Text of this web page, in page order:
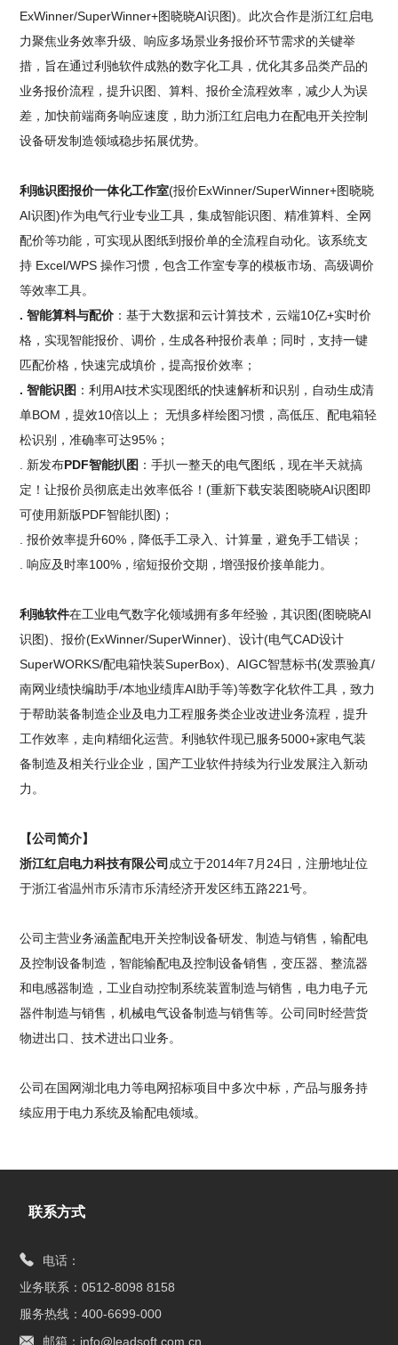
ExWinner/SuperWinner+图晓晓AI识图)。此次合作是浙江红启电
力聚焦业务效率升级、响应多场景业务报价环节需求的关键举
措，旨在通过利驰软件成熟的数字化工具，优化其多品类产品的
业务报价流程，提升识图、算料、报价全流程效率，减少人为误
差，加快前端商务响应速度，助力浙江红启电力在配电开关控制
设备研发制造领域稳步拓展优势。
利驰识图报价一体化工作室(报价ExWinner/SuperWinner+图晓晓
AI识图)作为电气行业专业工具，集成智能识图、精准算料、全网
配价等功能，可实现从图纸到报价单的全流程自动化。该系统支
持 Excel/WPS 操作习惯，包含工作室专享的模板市场、高级调价
等效率工具。
. 智能算料与配价 ：基于大数据和云计算技术，云端10亿+实时价
格，实现智能报价、调价，生成各种报价表单；同时，支持一键
匹配价格，快速完成填价，提高报价效率；
. 智能识图 ：利用AI技术实现图纸的快速解析和识别，自动生成清
单BOM，提效10倍以上； 无惧多样绘图习惯，高低压、配电箱轻
松识别，准确率可达95%；
. 新发布PDF智能扒图 ：手扒一整天的电气图纸，现在半天就搞
定！让报价员彻底走出效率低谷！(重新下载安装图晓晓AI识图即
可使用新版PDF智能扒图)；
. 报价效率提升60%，降低手工录入、计算量，避免手工错误；
. 响应及时率100%，缩短报价交期，增强报价接单能力。
利驰软件在工业电气数字化领域拥有多年经验，其识图(图晓晓AI
识图)、报价(ExWinner/SuperWinner)、设计(电气CAD设计
SuperWORKS/配电箱快装SuperBox)、AIGC智慧标书(发票验真/
南网业绩快编助手/本地业绩库AI助手等)等数字化软件工具，致力
于帮助装备制造企业及电力工程服务类企业改进业务流程，提升
工作效率，走向精细化运营。利驰软件现已服务5000+家电气装
备制造及相关行业企业，国产工业软件持续为行业发展注入新动
力。
【公司简介】
浙江红启电力科技有限公司 成立于2014年7月24日，注册地址位
于浙江省温州市乐清市乐清经济开发区纬五路221号。
公司主营业务涵盖配电开关控制设备研发、制造与销售，输配电
及控制设备制造，智能输配电及控制设备销售，变压器、整流器
和电感器制造，工业自动控制系统装置制造与销售，电力电子元
器件制造与销售，机械电气设备制造与销售等。公司同时经营货
物进出口、技术进出口业务。
公司在国网湖北电力等电网招标项目中多次中标，产品与服务持
续应用于电力系统及输配电领域。
联系方式
电话：
业务联系：0512-8098 8158
服务热线：400-6699-000
邮箱：info@leadsoft.com.cn